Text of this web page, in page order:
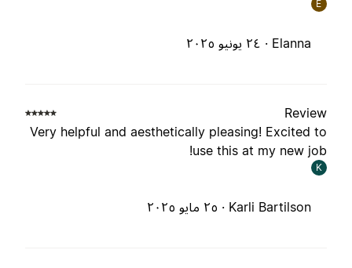
Elanna · ٢٤ يونيو ٢٠٢٥
Very helpful and aesthetically pleasing! Excited
use this at my new
Karli Bartilson · ٢٥ مايو ٢٠٢٥